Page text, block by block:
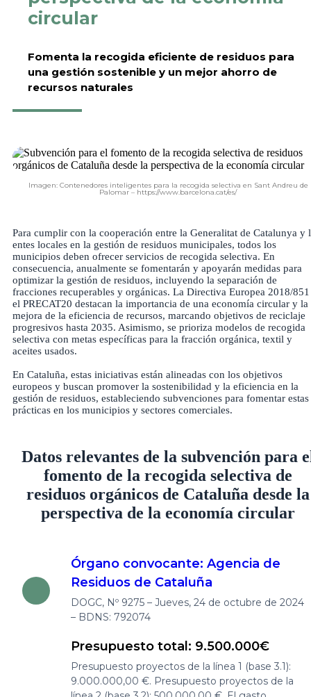
circular
Fomenta la recogida eficiente de residuos para
una gestión sostenible y un mejor ahorro de
recursos naturales
Imagen: Contenedores inteligentes para la recogida selectiva en Sant Andreu de
Palomar – https://www.barcelona.cat/es/
Para cumplir con la cooperación entre la Generalitat de Catalunya y
entes locales en la gestión de residuos municipales, todos los
municipios deben ofrecer servicios de recogida selectiva. En
consecuencia, anualmente se fomentarán y apoyarán medidas para
optimizar la gestión de residuos, incluyendo la separación de
fracciones recuperables y orgánicas. La Directiva Europea 2018/
el PRECAT20 destacan la importancia de una economía circular y la
mejora de la eficiencia de recursos, marcando objetivos de reciclaje
progresivos hasta 2035. Asimismo, se prioriza modelos de recogida
selectiva con metas específicas para la fracción orgánica, textil y
aceites usados.
En Cataluña, estas iniciativas están alineadas con los objetivos
europeos y buscan promover la sostenibilidad y la eficiencia en la
gestión de residuos, estableciendo subvenciones para fomentar estas
prácticas en los municipios y sectores comerciales.
Datos relevantes de la subvención para
fomento de la recogida selectiva de
residuos orgánicos de Cataluña desde la
perspectiva de la economía circular
Órgano convocante: Agencia de
Residuos de Cataluña
DOGC, Nº 9275 – Jueves, 24 de octubre de 2024
– BDNS: 792074
Presupuesto total: 9.500.000€
Presupuesto proyectos de la línea 1 (base 3.1):
9.000.000,00 €. Presupuesto proyectos de la